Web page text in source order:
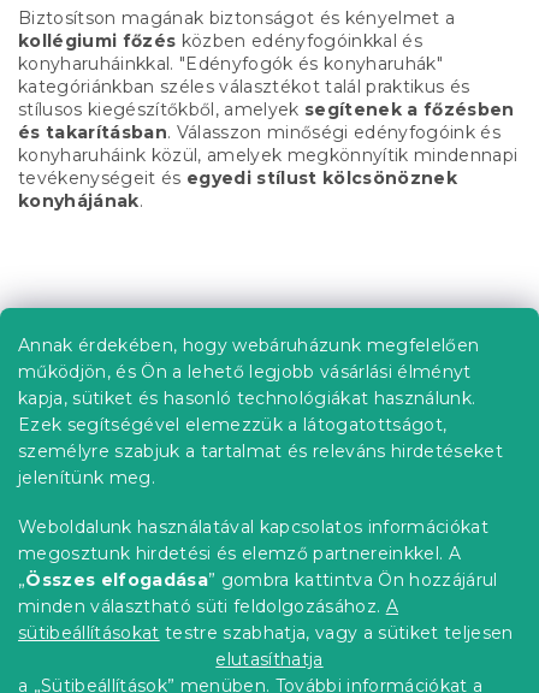
Annak érdekében, hogy webáruházunk megfelelően
működjön, és Ön a lehető legjobb vásárlási élményt
kapja, sütiket és hasonló technológiákat használunk.
Ezek segítségével elemezzük a látogatottságot,
személyre szabjuk a tartalmat és releváns hirdetéseket
jelenítünk meg.
Weboldalunk használatával kapcsolatos információkat
megosztunk hirdetési és elemző partnereinkkel. A
„Összes elfogadása” gombra kattintva Ön hozzájárul
minden választható süti feldolgozásához. A
sütibeállításokat testre szabhatja, vagy a sütiket teljesen
elutasíthatja
a „Sütibeállítások” menüben. További információkat a
s
t
a
i
r
á
n
y
e
l
e
m
e
i
Biztosítson magának biztonságot és kényelmet a
kollégiumi főzés közben edényfogóinkkal és
konyharuháinkkal. "Edényfogók és konyharuhák"
kategóriánkban széles választékot talál praktikus és
stílusos kiegészítőkből, amelyek segítenek a főzésben
és takarításban. Válasszon minőségi edényfogóink és
konyharuháink közül, amelyek megkönnyítik mindennapi
tevékenységeit és egyedi stílust kölcsönöznek
konyhájának.
á
Információ az Ön számára
Rendelés követése
Szállítási lehetőségek
Fizetési lehetőségek
Reklamáció és áruvisszaküldés
Elérhetőség
Általános szerződési feltételek
Adatvédelmi nyilatkozat
Blog
Partnereinknek